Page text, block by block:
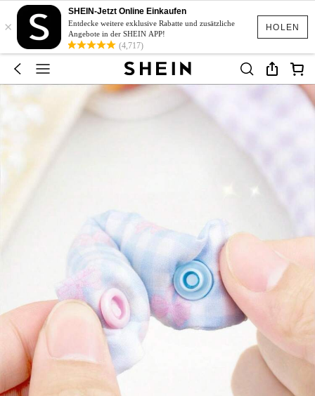
HOLEN
×
SHEIN-Jetzt Online Einkaufen
Entdecke weitere exklusive Rabatte und zusätzliche
Angebote in der SHEIN APP!
(4,717)